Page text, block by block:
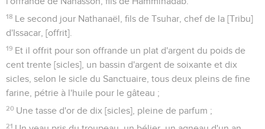
18 Le second jour Nathanaël, fils de Tsuhar, chef de la [Tribu]
d'Issacar, [offrit].
19 Et il offrit pour son offrande un plat d'argent du poids de
cent trente [sicles], un bassin d'argent de soixante et dix
sicles, selon le sicle du Sanctuaire, tous deux pleins de fine
farine, pétrie à l'huile pour le gâteau ;
20 Une tasse d'or de dix [sicles], pleine de parfum ;
21